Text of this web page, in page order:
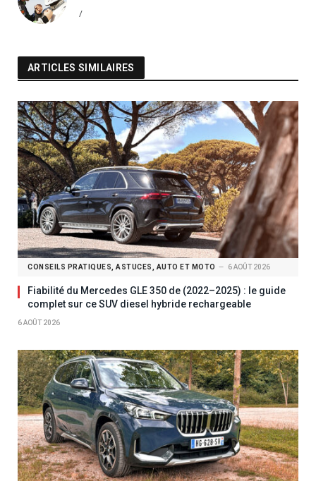
/
ARTICLES SIMILAIRES
CONSEILS PRATIQUES, ASTUCES, AUTO ET MOTO 6 AOÛT 2026
Fiabilité du Mercedes GLE 350 de (2022–2025) : le guide
complet sur ce SUV diesel hybride rechargeable
6 AOÛT 2026